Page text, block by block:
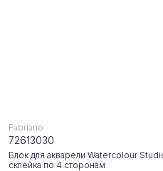
Блок для акварели Watercolour
склейка по 4 сторонам
Fabriano
72613030